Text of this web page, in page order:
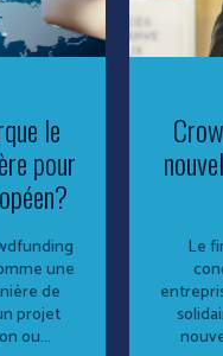
le
pour
une
de
projet
ou...
Le